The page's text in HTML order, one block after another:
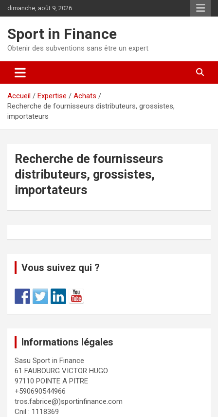
dimanche, août 9, 2026
Sport in Finance
Obtenir des subventions sans être un expert
Accueil Expertise
Achats
Recherche de fournisseurs distributeurs, grossistes,
importateurs
Recherche de fournisseurs
distributeurs, grossistes,
importateurs
Vous suivez qui ?
Informations légales
Sasu Sport in Finance
61 FAUBOURG VICTOR HUGO
97110 POINTE A PITRE
+590690544966
tros.fabrice@)sportinfinance.com
Cnil : 1118369